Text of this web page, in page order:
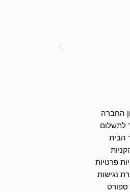
החברה
לתשלום
הבית
פרטיות
נגישות
ספורט